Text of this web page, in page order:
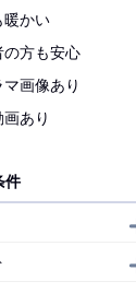
暖かい
の方も安心
画像あり
あり
件